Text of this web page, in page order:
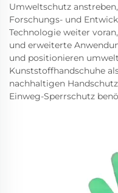
Umweltschutz
Forschungs- und
Technologie weiter
und erweiterte
und positionieren
Kunststoffhandschuhe
nachhaltigen
Einweg-Sperrschutz